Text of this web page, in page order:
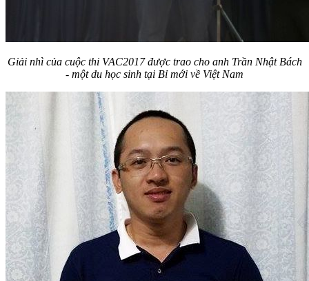
Giải nhì của cuộc thi VAC2017 được trao cho anh Trần Nhật Bách
- một du học sinh tại Bỉ mới về Việt Nam